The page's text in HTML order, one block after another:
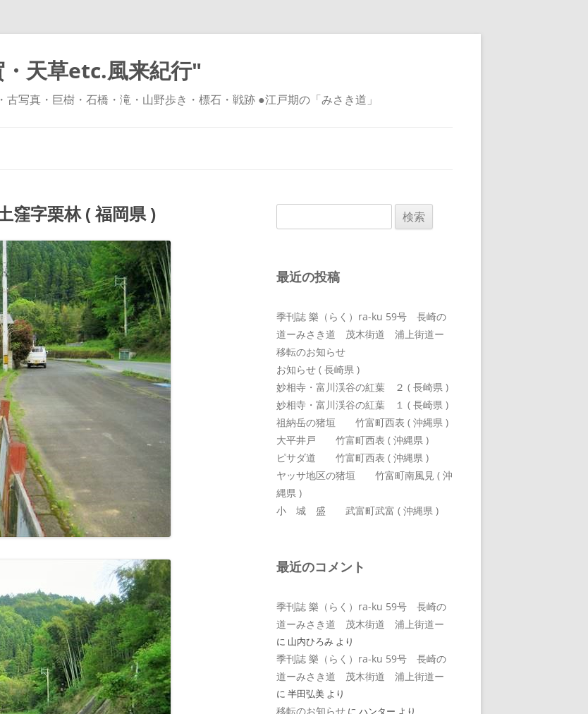
天草etc.風来紀行"
写真・巨樹・石橋・滝・山野歩き・標石・戦跡 ●江戸期の「みさき道」
ッ
プ
字栗林 ( 福岡県 )
索:
最近の投稿
季刊誌 樂（らく）ra-ku 59号 長崎の
道ーみさき道 茂木街道 浦上街道ー
移転のお知らせ
お知らせ ( 長崎県 )
妙相寺・富川渓谷の紅葉 ２ ( 長崎県 )
妙相寺・富川渓谷の紅葉 １ ( 長崎県 )
祖納岳の猪垣 竹富町西表 ( 沖縄県 )
大平井戸 竹富町西表 ( 沖縄県 )
ピサダ道 竹富町西表 ( 沖縄県 )
ヤッサ地区の猪垣 竹富町南風見 ( 沖
縄県 )
小 城 盛 武富町武富 ( 沖縄県 )
最近のコメント
季刊誌 樂（らく）ra-ku 59号 長崎の
道ーみさき道 茂木街道 浦上街道ー
に 山内ひろみ より
季刊誌 樂（らく）ra-ku 59号 長崎の
道ーみさき道 茂木街道 浦上街道ー
に 半田弘美 より
移転のお知らせ に ハンター より